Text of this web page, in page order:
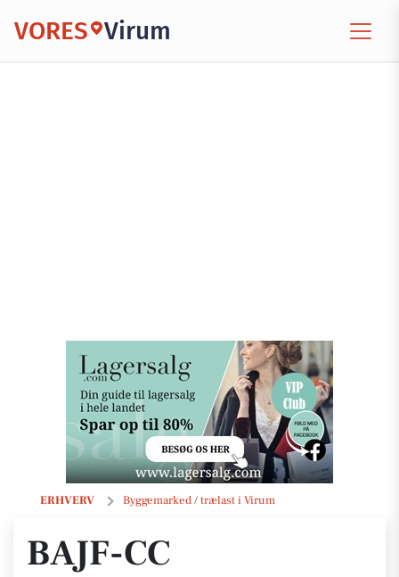
VORES Virum
ERHVERV Byggemarked / trælast i Virum
BAJF-CC
BAJF-CC